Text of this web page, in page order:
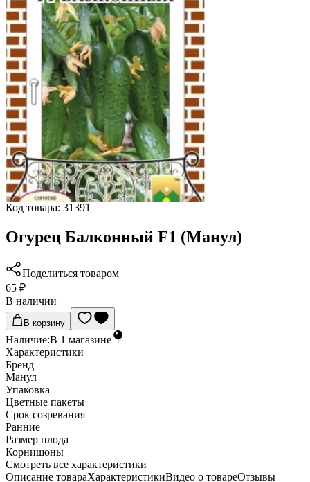
Код товара: 31391
Огурец Балконный F1 (Манул)
Поделиться товаром
65 ₽
В наличии
В корзину
Наличие:В 1 магазине
Характеристики
Бренд
Манул
Упаковка
Цветные пакеты
Срок созревания
Ранние
Размер плода
Корнишоны
Cмотреть все характеристики
Описание товараХарактеристикиВидео о товареОтзывы